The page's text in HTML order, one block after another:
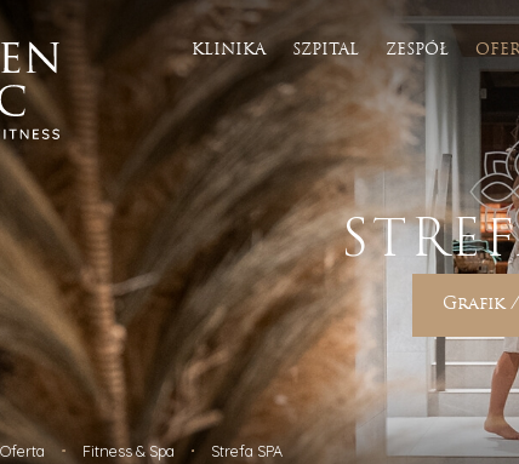
KLINIKA SZPITAL ZESPÓŁ
Estetyka
ICOONE LASER II
Depilacja laserowa
Zabieg ONDA
Fala uderzeniowa BTL X-Wave
Botoks
Geneo
HIFU
Kriolipoliza
Kwas hialuronowy
Laser Fotona
Grafik /
Oferta Fitness & Spa Strefa SPA